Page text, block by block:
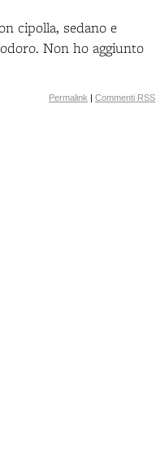
cipolla, sedano e
Non ho aggiunto
Permalink |Commenti RSS